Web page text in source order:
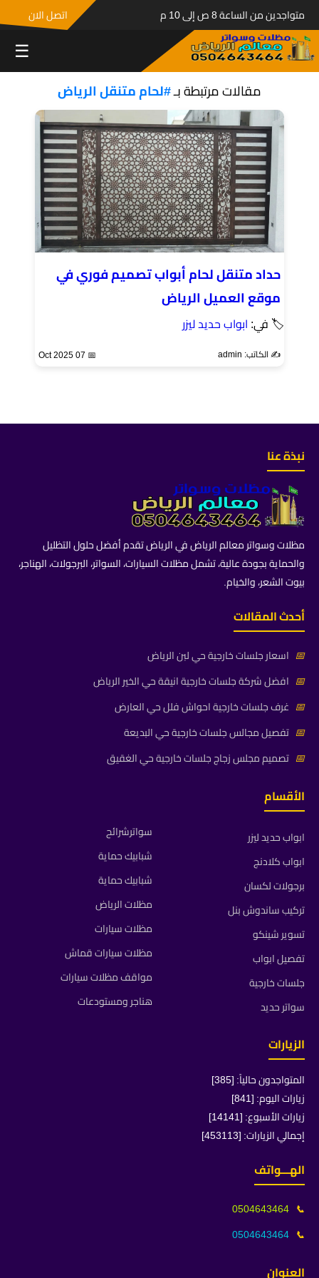
متواجدين من الساعة 8 ص إلى 10 م اتصل الان
☰
مقالات مرتبطة بـ#لحام متنقل الرياض
حداد متنقل لحام أبواب تصميم فوري في
موقع العميل الرياض
🏷 في: ابواب حديد ليزر
✍️ الكاتب: admin 📅 07 Oct 2025
نبذة عنا
مظلات وسواتر معالم الرياض في الرياض تقدم أفضل حلول التظليل
والحماية بجودة عالية، تشمل مظلات السيارات، السواتر، البرجولات، الهناجر،
بيوت الشعر، والخيام.
أحدث المقالات
📅 اسعار جلسات خارجية حي لبن الرياض
📅 افضل شركة جلسات خارجية انيقة حي الخير الرياض
📅 غرف جلسات خارجية احواش فلل حي العارض
📅 تفصيل مجالس جلسات خارجية حي البديعة
📅 تصميم مجلس زجاج جلسات خارجية حي الغقيق
الأقسام
ابواب حديد ليزر
ابواب كلادنج
برجولات لكسان
تركيب ساندوش بنل
تسوير شينكو
تفصيل ابواب
جلسات خارجية
سواتر حديد
سواترشرائح
شبابيك حماية
شبابيك حماية
مظلات الرياض
مظلات سيارات
مظلات سيارات قماش
مواقف مظلات سيارات
هناجر ومستودعات
الزيارات
المتواجدون حالياً: [385]
زيارات اليوم: [841]
زيارات الأسبوع: [14141]
إجمالي الزيارات: [453113]
الهـــواتف
📞
0504643464
📞
0504643464
العنوان